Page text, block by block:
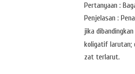
Pertanyaan :
Penjelasan :
jika
koligatif larutan;
zat terlarut.